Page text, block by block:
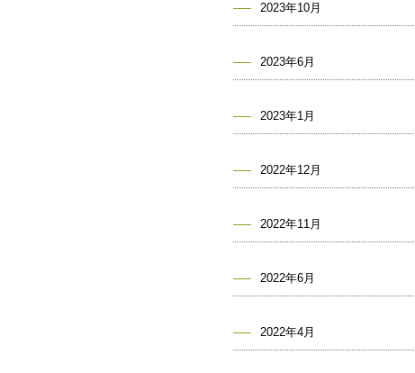
2023年10月
2023年6月
2023年1月
2022年12月
2022年11月
2022年6月
2022年4月